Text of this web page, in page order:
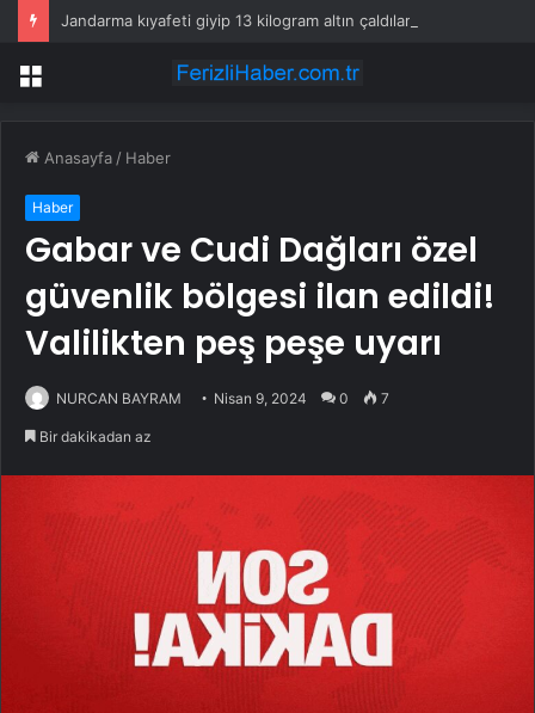
Menü
Anasayfa / Haber
Haber
Gabar ve Cudi Dağları özel
güvenlik bölgesi ilan edildi!
Valilikten peş peşe uyarı
NURCAN BAYRAM Nisan 9, 2024 0 7
Bir dakikadan az